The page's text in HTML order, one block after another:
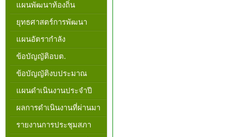
แผนพัฒนาท้องถิ่น
ยุทธศาสตร์การพัฒนา
แผนอัตรากำลัง
ข้อบัญญัติอบต.
ข้อบัญญัติงบประมาณ
แผนดำเนินงานประจำปี
ผลการดำเนินงานที่ผ่านมา
รายงานการประชุมสภา